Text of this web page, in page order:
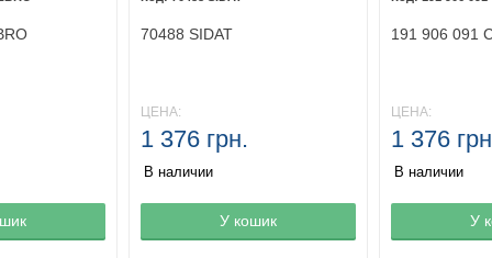
Товар в корзине
70488 SIDAT
ЦЕНА:
1 376 грн.
В наличии
У кошик Товар в
191 906 091
ЦЕНА:
1 376
В наличии
У